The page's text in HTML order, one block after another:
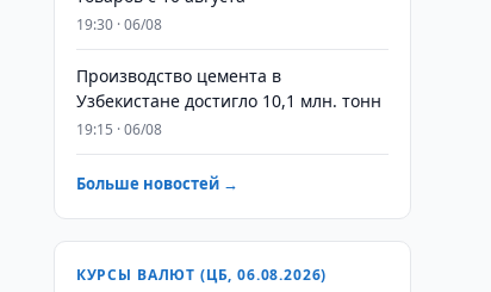
19:30 · 06/08
Производство цемента в
Узбекистане достигло 10,1 млн. тонн
19:15 · 06/08
Больше новостей →
КУРСЫ ВАЛЮТ (ЦБ, 06.08.2026)